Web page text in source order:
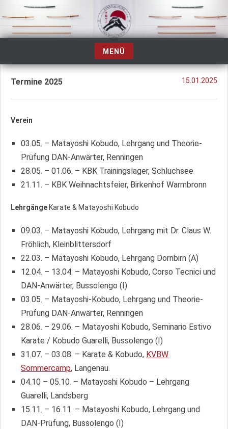
Inhalt
springen
MENÜ
Zum
15.01.2025
Termine 2025
Verein
03.05. – Matayoshi Kobudo, Lehrgang und Theorie-
Prüfung DAN-Anwärter, Renningen
28.05. – 01.06. – KBK Trainingslager, Schluchsee
21.11. – KBK Weihnachtsfeier, Birkenhof Warmbronn
Lehrgänge Karate & Matayoshi Kobudo
09.03. – Matayoshi Kobudo, Lehrgang mit Dr. Claus W.
Fröhlich, Kleinblittersdorf
22.03. – Matayoshi Kobudo, Lehrgang Dornbirn (A)
12.04. – 13.04. – Matayoshi Kobudo, Corso Tecnici und
DAN-Anwärter, Bussolengo (I)
03.05. – Matayoshi-Kobudo, Lehrgang und Theorie-
Prüfung DAN-Anwärter, Renningen
28.06. – 29.06. – Matayoshi Kobudo, Seminario Estivo
Karate / Kobudo Guarelli, Bussolengo (I)
31.07. – 03.08. – Karate & Kobudo, KVBW
Sommercamp, Langenau.
04.10 – 05.10. – Matayoshi Kobudo – Lehrgang
Guarelli, Landsberg
15.11. – 16.11. – Matayoshi Kobudo, Lehrgang und
DAN-Prüfung, Bussolengo (I)